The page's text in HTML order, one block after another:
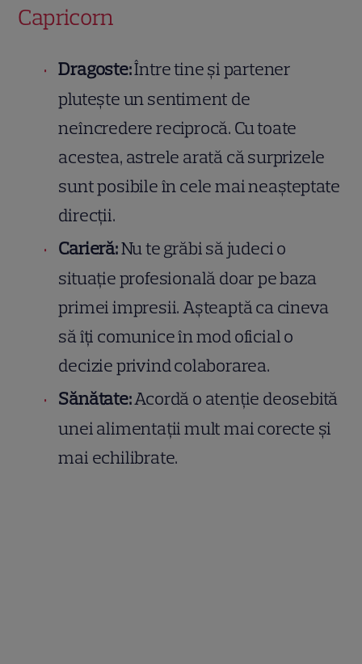
Capricorn
Dragoste:Între tine și partener
plutește un sentiment de
neîncredere reciprocă. Cu toate
acestea, astrele arată că surprizele
sunt posibile în cele mai neașteptate
direcții.
Carieră:Nu te grăbi să judeci o
situație profesională doar pe baza
primei impresii. Așteaptă ca cineva
să îți comunice în mod oficial o
decizie privind colaborarea.
Sănătate:Acordă o atenție deosebită
unei alimentații mult mai corecte și
mai echilibrate.